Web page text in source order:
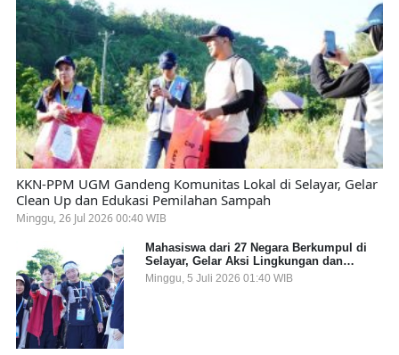
KKN-PPM UGM Gandeng Komunitas Lokal di Selayar, Gelar
Clean Up dan Edukasi Pemilahan Sampah
Minggu, 26 Jul 2026 00:40 WIB
Mahasiswa dari 27 Negara Berkumpul di
Selayar, Gelar Aksi Lingkungan dan
Dalami Kearifan Lokal Bumi Tanadoang
Minggu, 5 Juli 2026 01:40 WIB